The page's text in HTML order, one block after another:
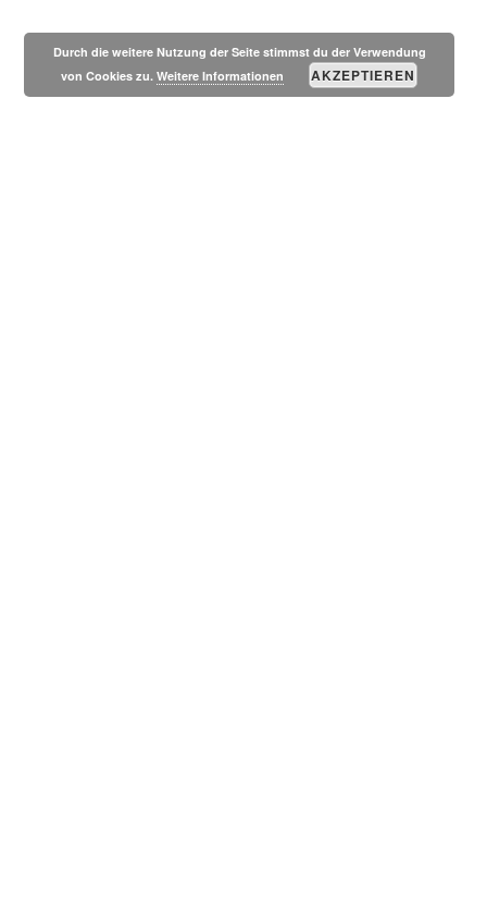
MESSSUCHERWELT
Durch die weitere Nutzung der Seite stimmst du der Verwendung
von Cookies zu.Weitere Informationen AKZEPTIEREN